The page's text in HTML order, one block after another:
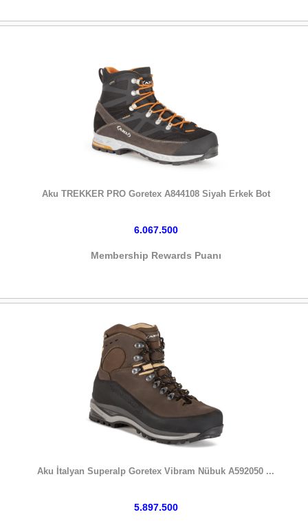
Aku TREKKER PRO Goretex A844108 Siyah Erkek Bot
6.067.500
Membership Rewards Puanı
Aku İtalyan Superalp Goretex Vibram Nübuk A592050 ...
5.897.500